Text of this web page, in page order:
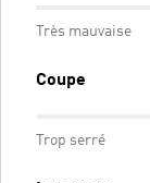
Très mauvaise
Coupe
Trop serré